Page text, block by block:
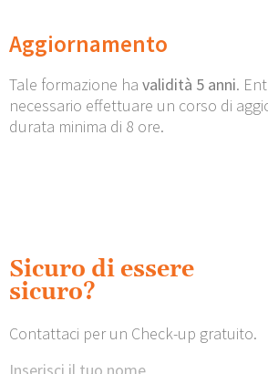
Aggiornamento
Tale formazione ha validità 5 anni.
necessario effettuare un corso di
durata minima di 8 ore.
Sicuro di essere
sicuro?
Contattaci per un Check-up gratuito.